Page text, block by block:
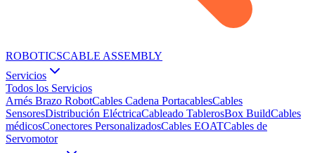
ROBOTICSCABLE ASSEMBLY
Servicios
Todos los Servicios
Arnés Brazo RobotCables Cadena PortacablesCables
SensoresDistribución EléctricaCableado TablerosBox BuildCables
médicosConectores PersonalizadosCables EOATCables de
Servomotor